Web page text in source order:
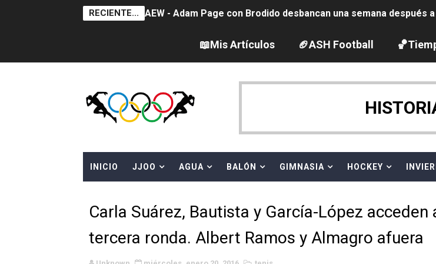
RECIENTE... AEW - Adam Page con Brodido desbancan una semana después
Tour de Francia femenino 2026 - Etapa 5
Women's Pro Baseball League 2026
Campeonato de Europa en aguas abiertas 2026 (París, Francia)
Campeonato de Europa de pentatlón moderno 2026 (Estambul,
Canadá Open 2026
📖Mis Artículos 🏈ASH Football
INICIO JJOO AGUA BALÓN GIMNASIA HOCKEY
Carla Suárez, Bautista y García-López acceden
tercera ronda. Albert Ramos y Almagro afuera